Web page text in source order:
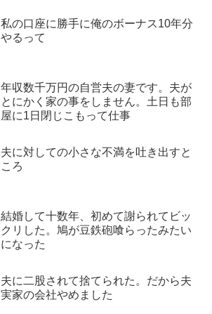
私の口座に勝手に俺のボーナス10年分
やるって
年収数千万円の自営夫の妻です。夫が
とにかく家の事をしません。土日も部
屋に1日閉じこもって仕事
夫に対しての小さな不満を吐き出すと
ころ
結婚して十数年、初めて謝られてビッ
クリした。鳩が豆鉄砲喰らったみたい
になった
夫に二股されて捨てられた。だから夫
実家の会社やめました